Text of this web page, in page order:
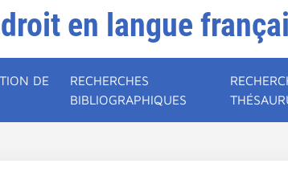
en langue
DE
RECHERCHES
BIBLIOGRAPHIQUES